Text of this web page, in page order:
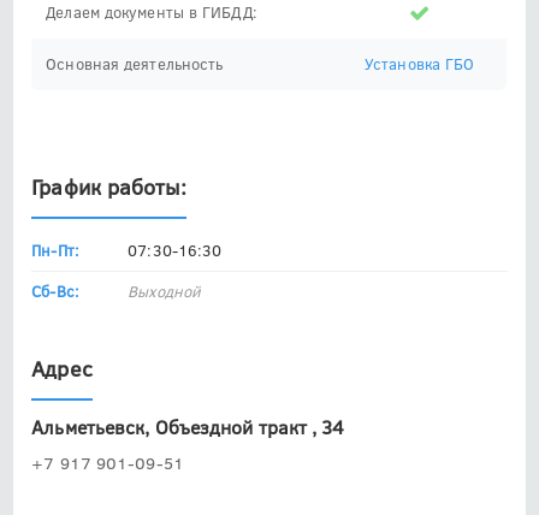
в
Делаем документы в ГИБДД:
Основная деятельность Установка ГБО
График работы:
Пн-Пт:
07:30-16:30
Сб-Вс:
Выходной
Адрес
Альметьевск, Объездной тракт , 34
+7 917 901-09-51